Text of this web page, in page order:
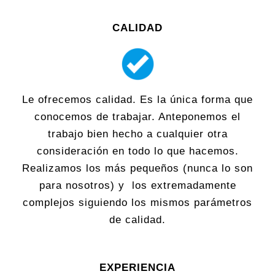
CALIDAD
Le ofrecemos calidad. Es la única forma que
conocemos de trabajar. Anteponemos el
trabajo bien hecho a cualquier otra
consideración en todo lo que hacemos.
Realizamos los más pequeños (nunca lo son
para nosotros) y los extremadamente
complejos siguiendo los mismos parámetros
de calidad.
EXPERIENCIA